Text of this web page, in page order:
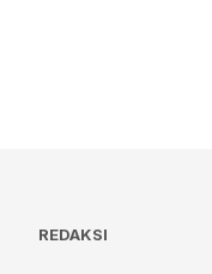
REDAKSI